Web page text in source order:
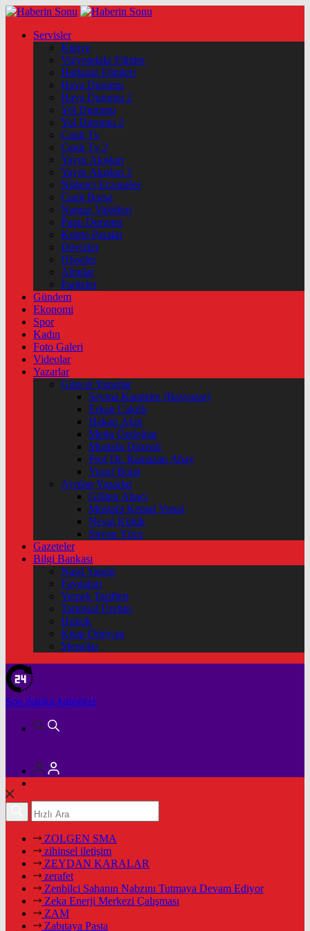
Servisler
Künye
Vizyondaki Filmler
Haftanin Filmleri
Hava Durumu
Hava Durumu 2
Yol Durumu
Yol Durumu 2
Canlı Tv
Canlı Tv 2
Yayın Akışları
Yayın Akışları 2
Nöbetçi Eczaneler
Canlı Borsa
Namaz Vakitleri
Puan Durumu
Kripto Paralar
Dövizler
Hisseler
Altınlar
Pariteler
Gündem
Ekonomi
Spor
Kadın
Foto Galeri
Videolar
Yazarlar
Güncel Yazarlar
Şeyma Karateke (Başyazar)
Erkan Çakıllı
Hakan Akın
Metin Özdoğan
Mustafa Düzenli
Prof Dr. Ramazan Abay
Yusuf Bolat
Ayrılan Yazarlar
Gülten Abacı
Mustafa Kemal Yonat
Neval Kütük
Şirvan Yüce
Gazeteler
Bilgi Bankası
Nasıl Yapılır
Faydaları
Yemek Tarifleri
Tarımsal Üretim
Hukuk
Kitap Dünyası
Mesajlar
Son dakika haberleri
ZOLGEN SMA
zihinsel iletişim
ZEYDAN KARALAR
zerafet
Zenbilci Sahanın Nabzını Tutmaya Devam Ediyor
Zeka Enerji Merkezi Çalışması
ZAM
Zabıtaya Pasta